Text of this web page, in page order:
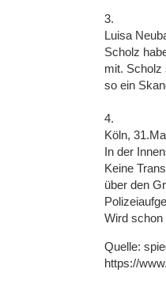
3.
Luisa
Scholz
mit. Scholz
so ein
4.
Köln,
In der
Keine
über den
Wird schon
Quelle:
https://